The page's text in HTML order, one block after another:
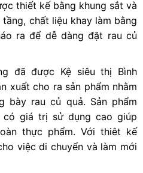
thiết kế bằng khung sắt và
chất liệu khay làm bằng
ra để dễ dàng đặt rau củ
đã được Kệ siêu thị Bình
xuất cho ra sản phẩm nhằm
bày rau củ quả. Sản phẩm
giá trị sử dụng cao giúp
thực phẩm. Với thiêt kế
việc di chuyển và làm mới